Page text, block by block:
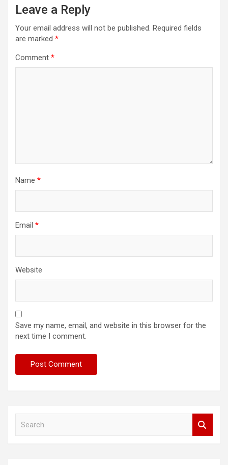
Leave a Reply
Your email address will not be published. Required fields
are marked *
Comment *
Name *
Email *
Website
Save my name, email, and website in this browser for the
next time I comment.